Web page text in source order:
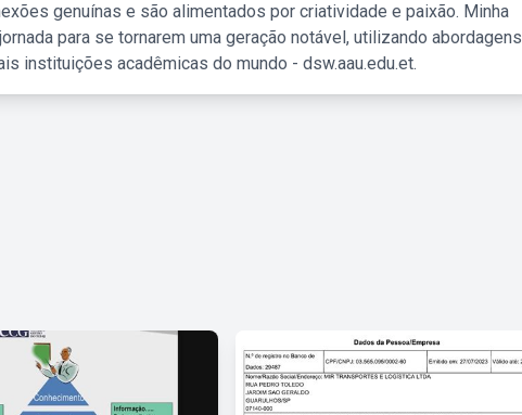
genuínas e são alimentados por criatividade e paixão. Minha
para se tornarem uma geração notável, utilizando abordagens
instituições acadêmicas do mundo - dsw.aau.edu.et.